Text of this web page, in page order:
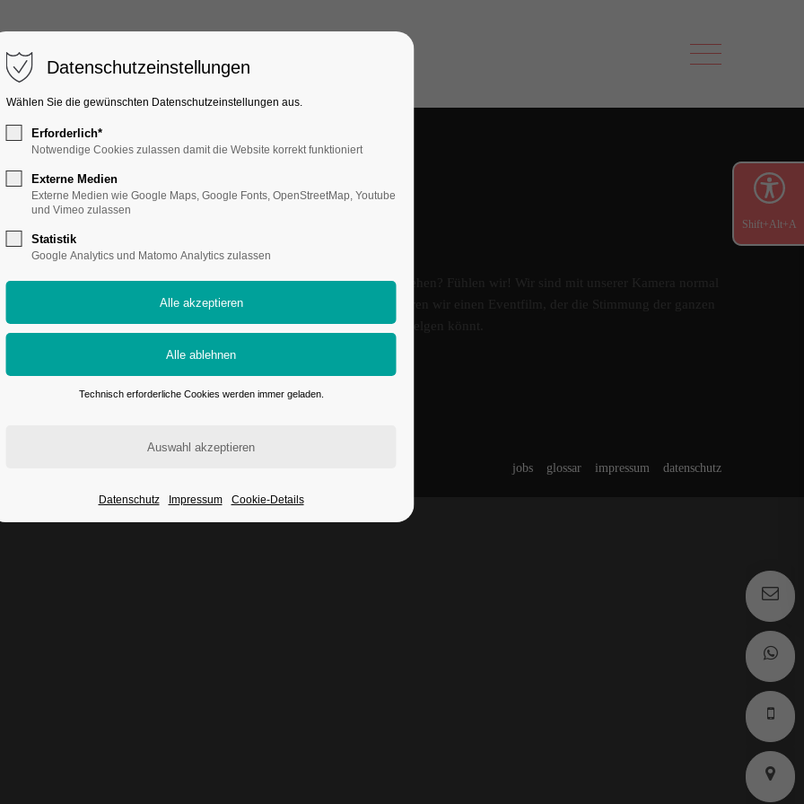
Kopf haben, sondern euch immer wieder die besten Momente reinziehen? Fühlen wir! Wir sind mit unserer Kamera normal
Lachen und jedes Tränchen ein, das verdrückt wird. Für euch produzieren wir einen Eventfilm, der die Stimmung der ganzen
So habt ihr einen Film, mit dem ihr noch lange in Erinnerungen schwelgen könnt.
jobs glossar impressum datenschutz
Datenschutzeinstellungen
Wählen Sie die gewünschten Datenschutzeinstellungen aus.
Erforderlich*
Notwendige Cookies zulassen damit die Website korrekt funktioniert
Externe Medien
Externe Medien wie Google Maps, Google Fonts, OpenStreetMap, Youtube
und Vimeo zulassen
Statistik
Google Analytics und Matomo Analytics zulassen
Technisch erforderliche Cookies werden immer geladen.
Datenschutz Impressum Cookie-Details
Shift+Alt+A